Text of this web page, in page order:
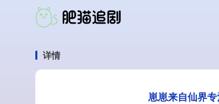
详情
崽崽来自仙界